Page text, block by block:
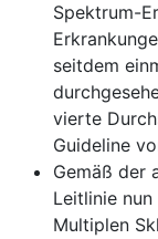
Spektrum-
seitdem
vierte
Guideline
Gemäß der
Leitlinie
Multiplen